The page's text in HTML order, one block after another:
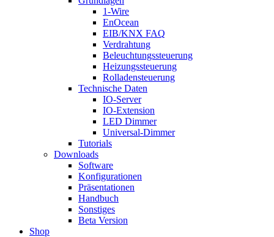
1-Wire
EnOcean
EIB/KNX FAQ
Verdrahtung
Beleuchtungssteuerung
Heizungssteuerung
Rolladensteuerung
Technische Daten
IO-Server
IO-Extension
LED Dimmer
Universal-Dimmer
Tutorials
Downloads
Software
Konfigurationen
Präsentationen
Handbuch
Sonstiges
Beta Version
Shop